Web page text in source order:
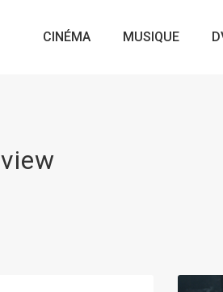
CINÉMA MUSIQUE